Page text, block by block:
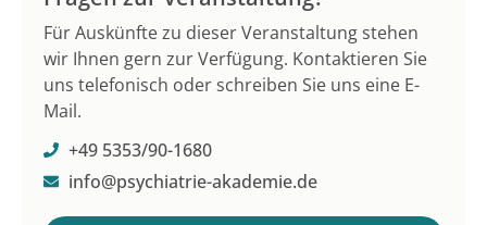
Für Auskünfte zu dieser Veranstaltung stehen
wir Ihnen gern zur Verfügung. Kontaktieren Sie
uns telefonisch oder schreiben Sie uns eine E-
Mail.
+49 5353/90-1680
info@psychiatrie-akademie.de